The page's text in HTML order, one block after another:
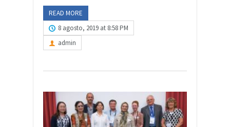
READ MORE
8 agosto, 2019 at 8:58 PM
admin